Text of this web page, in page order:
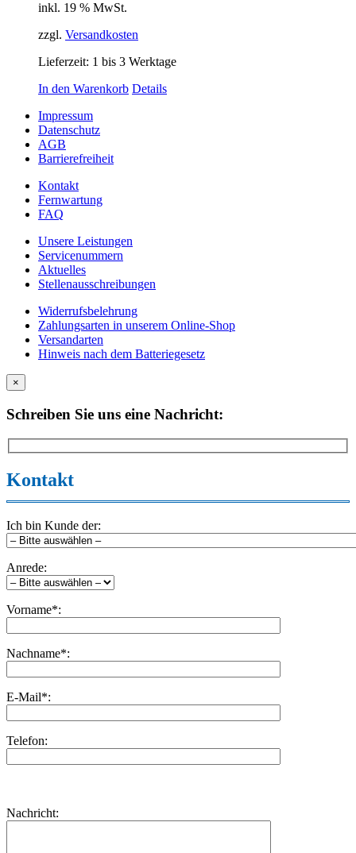
inkl. 19 % MwSt.
zzgl. Versandkosten
Lieferzeit: 1 bis 3 Werktage
In den Warenkorb Details
Impressum
Datenschutz
AGB
Barrierefreiheit
Kontakt
Fernwartung
FAQ
Unsere Leistungen
Servicenummern
Aktuelles
Stellenausschreibungen
Widerrufsbelehrung
Zahlungsarten in unserem Online-Shop
Versandarten
Hinweis nach dem Batteriegesetz
×
Schreiben Sie uns eine Nachricht:
Kontakt
Ich bin Kunde der:
Anrede:
Vorname*:
Nachname*:
E-Mail*:
Telefon:
dieses
lasse
Nachricht: